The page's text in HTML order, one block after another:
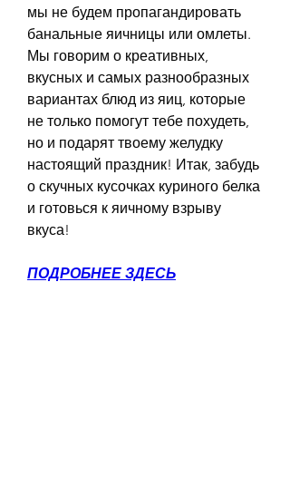
мы не будем пропагандировать
банальные яичницы или омлеты.
Мы говорим о креативных,
вкусных и самых разнообразных
вариантах блюд из яиц, которые
не только помогут тебе похудеть,
но и подарят твоему желудку
настоящий праздник! Итак, забудь
о скучных кусочках куриного белка
и готовься к яичному взрыву
вкуса!
ПОДРОБНЕЕ ЗДЕСЬ